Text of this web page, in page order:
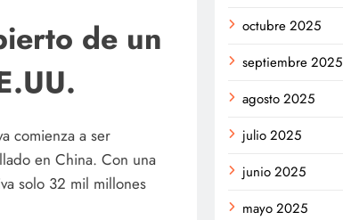
de un
comienza a ser
en China. Con una
solo 32 mil millones
octubre 2025
septiembre 2025
agosto 2025
julio 2025
junio 2025
mayo 2025